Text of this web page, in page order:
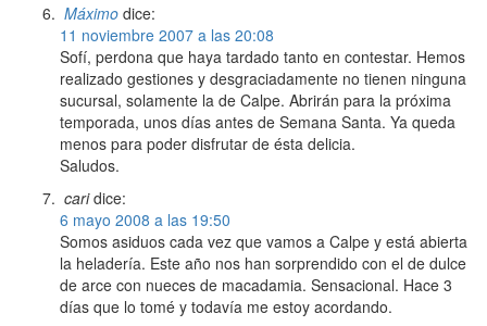
Máximo dice:
11 noviembre 2007 a las 20:08
Sofí, perdona que haya tardado tanto en contestar. Hemos
realizado gestiones y desgraciadamente no tienen ninguna
sucursal, solamente la de Calpe. Abrirán para la próxima
temporada, unos días antes de Semana Santa. Ya queda
menos para poder disfrutar de ésta delicia.
Saludos.
cari dice:
6 mayo 2008 a las 19:50
Somos asiduos cada vez que vamos a Calpe y está abierta
la heladería. Este año nos han sorprendido con el de dulce
de arce con nueces de macadamia. Sensacional. Hace 3
días que lo tomé y todavía me estoy acordando.